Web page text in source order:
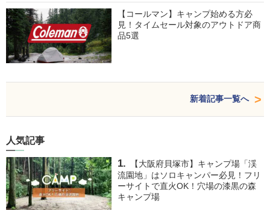
【コールマン】キャンプ始める方必
見！タイムセール対象のアウトドア商
品5選
新着記事一覧へ
人気記事
【大阪府貝塚市】キャンプ場「渓
流園地」はソロキャンパー必見！フリ
ーサイトで直火OK！穴場の漆黒の森
キャンプ場